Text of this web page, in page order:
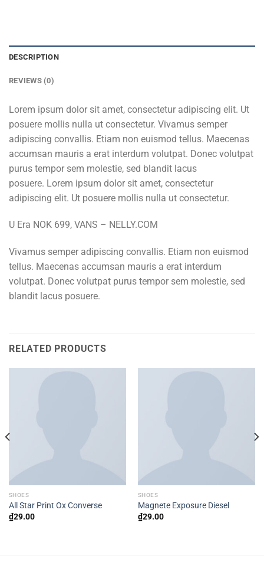
DESCRIPTION
REVIEWS (0)
Lorem ipsum dolor sit amet, consectetur adipiscing elit. Ut
posuere mollis nulla ut consectetur. Vivamus semper
adipiscing convallis. Etiam non euismod tellus. Maecenas
accumsan mauris a erat interdum volutpat. Donec volutpat
purus tempor sem molestie, sed blandit lacus
posuere. Lorem ipsum dolor sit amet, consectetur
adipiscing elit. Ut posuere mollis nulla ut consectetur.
U Era NOK 699, VANS – NELLY.COM
Vivamus semper adipiscing convallis. Etiam non euismod
tellus. Maecenas accumsan mauris a erat interdum
volutpat. Donec volutpat purus tempor sem molestie, sed
blandit lacus posuere.
RELATED PRODUCTS
SHOES
All Star Print Ox Converse
₫29.00
SHOES
Magnete Exposure Diesel
₫29.00